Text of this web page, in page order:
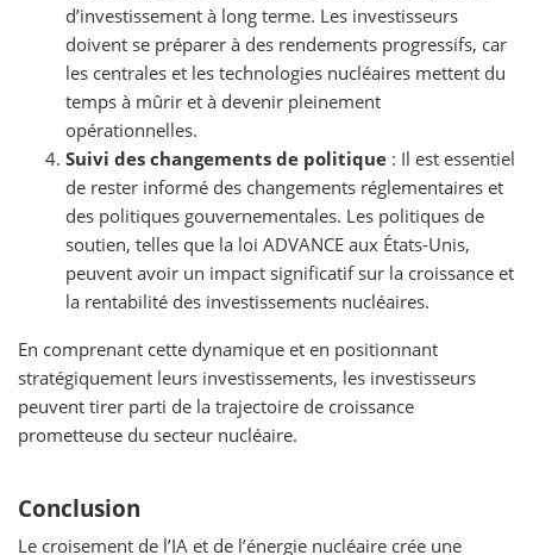
d’investissement à long terme. Les investisseurs
doivent se préparer à des rendements progressifs, car
les centrales et les technologies nucléaires mettent du
temps à mûrir et à devenir pleinement
opérationnelles.
Suivi des changements de politique : Il est essentiel
de rester informé des changements réglementaires et
des politiques gouvernementales. Les politiques de
soutien, telles que la loi ADVANCE aux États-Unis,
peuvent avoir un impact significatif sur la croissance et
la rentabilité des investissements nucléaires.
En comprenant cette dynamique et en positionnant
stratégiquement leurs investissements, les investisseurs
peuvent tirer parti de la trajectoire de croissance
prometteuse du secteur nucléaire.
Conclusion
Le croisement de l’IA et de l’énergie nucléaire crée une